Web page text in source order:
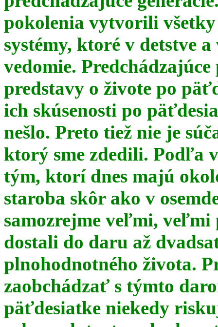
pokolenia vytvorili
systémy, ktoré v detstve
vedomie.
predstavy o živote po
ich skúsenosti po
nešlo. Preto tiež nie je
ktorý sme zdedili. Podľa
tým, ktorí dnes majú
staroba skôr ako v
samozrejme veľmi, veľmi
dostali do daru až
plnohodnotného života.
zaobchádzať s týmto
päťdesiatke niekedy